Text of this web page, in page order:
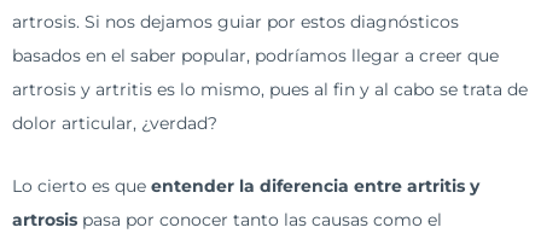
artrosis. Si nos dejamos guiar por estos diagnósticos
basados en el saber popular, podríamos llegar a creer que
artrosis y artritis es lo mismo, pues al fin y al cabo se trata de
dolor articular, ¿verdad?
Lo cierto es que entender la diferencia entre artritis y
artrosis pasa por conocer tanto las causas como el